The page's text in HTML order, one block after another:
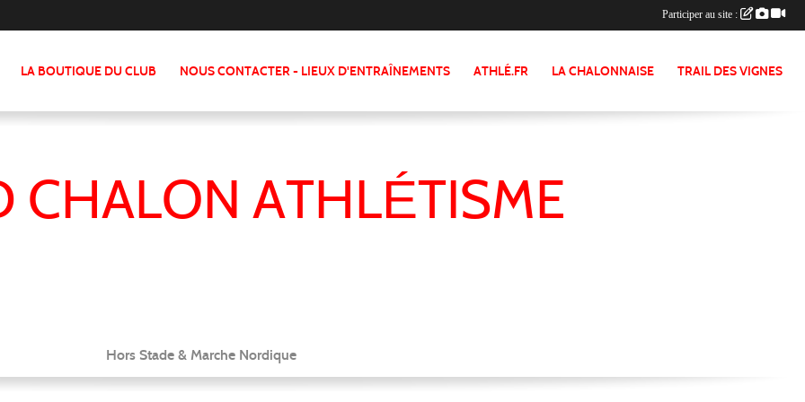
LA BOUTIQUE DU CLUB NOUS CONTACTER - LIEUX D'ENTRAÎNEMENTS ATHLÉ.FR LA CHALONNAISE TRAIL DES VIGNES
CHALON ATHLÉTISME
Hors Stade & Marche Nordique
Participer au site :